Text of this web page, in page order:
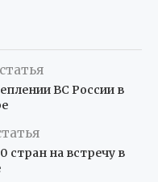
ВС России в
стран на встречу в